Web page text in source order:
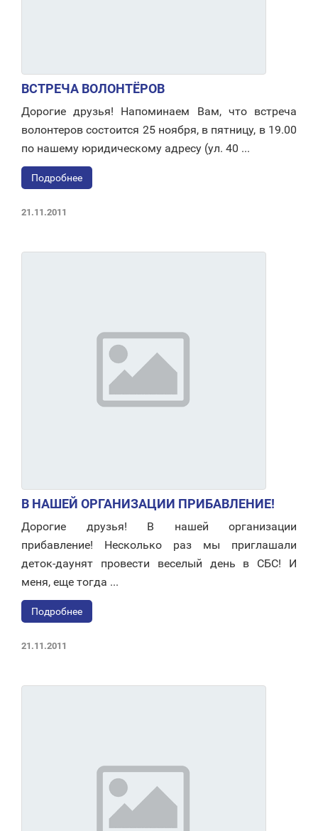
ВСТРЕЧА ВОЛОНТЁРОВ
Дорогие друзья! Напоминаем Вам, что встреча
волонтеров состоится 25 ноября, в пятницу, в 19.00
по нашему юридическому адресу (ул. 40 ...
Подробнее
21.11.2011
В НАШЕЙ ОРГАНИЗАЦИИ ПРИБАВЛЕНИЕ!
Дорогие друзья! В нашей организации
прибавление! Несколько раз мы приглашали
деток-даунят провести веселый день в СБС! И
меня, еще тогда ...
Подробнее
21.11.2011